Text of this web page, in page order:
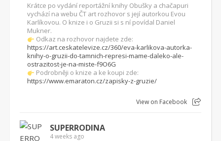
Krátce po vydání reportážní knihy Obušky a chačapuri
vychází na webu ČT art rozhovor s její autorkou Evou
Karlíkovou. O knize i o Gruzii si s ní povídal Daniel
Mukner.
Odkaz na rozhovor najdete zde:
https://art.ceskatelevize.cz/360/eva-karlikova-autorka-
knihy-o-gruzii-do-tamnich-represi-mame-daleko-ale-
ostrazitost-je-na-miste-f9O6G
Podrobněji o knize a ke koupi zde:
https://www.emaraton.cz/zapisky-z-gruzie/
View on Facebook
SUPERRODINA
4 weeks ago